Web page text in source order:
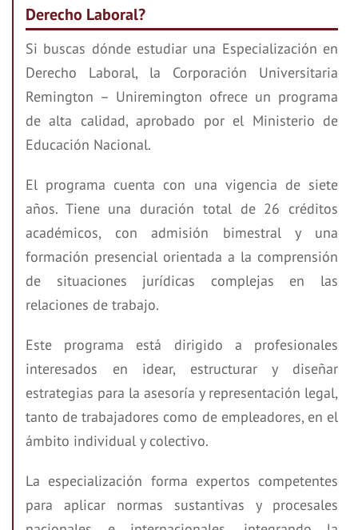
Derecho Laboral?
Si buscas dónde estudiar una Especialización en
Derecho Laboral, la Corporación Universitaria
Remington – Uniremington ofrece un programa
de alta calidad, aprobado por el Ministerio de
Educación Nacional.
El programa cuenta con una vigencia de siete
años. Tiene una duración total de 26 créditos
académicos, con admisión bimestral y una
formación presencial orientada a la comprensión
de situaciones jurídicas complejas en las
relaciones de trabajo.
Este programa está dirigido a profesionales
interesados en idear, estructurar y diseñar
estrategias para la asesoría y representación legal,
tanto de trabajadores como de empleadores, en el
ámbito individual y colectivo.
La especialización forma expertos competentes
para aplicar normas sustantivas y procesales